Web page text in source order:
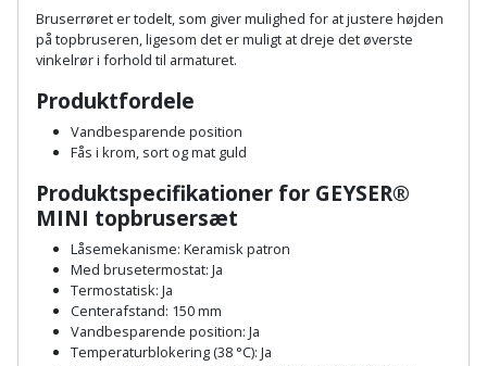
Skruetrækker
Skruetvinge
Slibeartikler
og
rustopløser
Soldater
støtte
Linjelaser
Loddekolbe
Luftværktøj
Måleinstrumenter
Malersprøjte
Mejselhammer
Multicutter
Personlig
pleje
Plantekasser
Postkasse
Postkassestander
Prepping
Presenning
Redskabsskur
Bruserrøret er todelt, som giver mulighed for at justere højden
på topbruseren, ligesom det er muligt at dreje det øverste
vinkelrør i forhold til armaturet.
Produktfordele
Vandbesparende position
Fås i krom, sort og mat guld
Produktspecifikationer for GEYSER®
MINI topbrusersæt
Låsemekanisme: Keramisk patron
Med brusetermostat: Ja
Termostatisk: Ja
Centerafstand: 150 mm
Vandbesparende position: Ja
Temperaturblokering (38 °C): Ja